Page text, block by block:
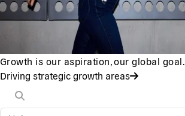
Growth is our aspiration, our global goal.
Driving strategic growth areas